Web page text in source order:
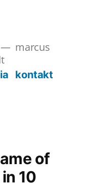
marcus
kontakt
of
10